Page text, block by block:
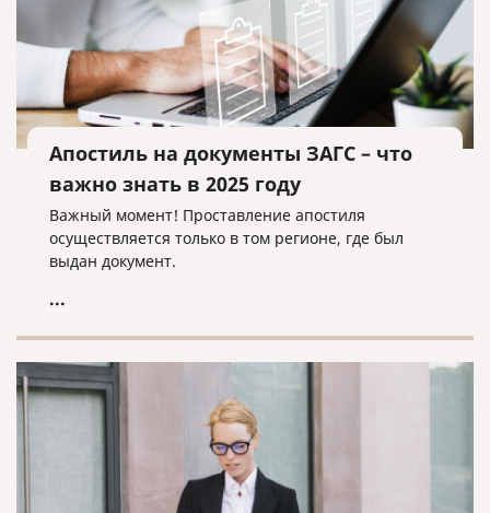
Апостиль на документы ЗАГС – что
важно знать в 2025 году
Важный момент! Проставление апостиля
осуществляется только в том регионе, где был
выдан документ.
...